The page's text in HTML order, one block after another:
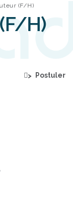
(F/H)
H)
> Postuler